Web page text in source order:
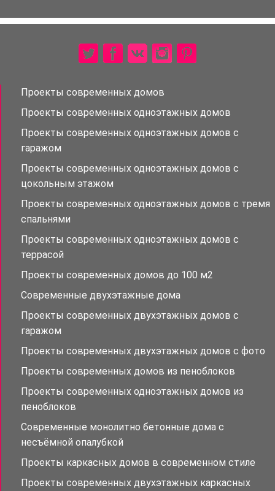
Проекты современных домов
Проекты современных одноэтажных домов
Проекты современных одноэтажных домов с
гаражом
Проекты современных одноэтажных домов с
цокольным этажом
Проекты современных одноэтажных домов с тремя
спальнями
Проекты современных одноэтажных домов с
террасой
Проекты современных домов до 100 м2
Современные двухэтажные дома
Проекты современных двухэтажных домов с
гаражом
Проекты современных двухэтажных домов с фото
Проекты современных домов из пеноблоков
Проекты современных одноэтажных домов из
пеноблоков
Современные монолитно бетонные дома с
несъёмной опалубкой
Проекты каркасных домов в современном стиле
Проекты современных двухэтажных каркасных